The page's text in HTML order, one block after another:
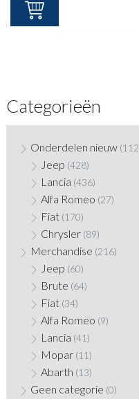
Categorieën
Onderdelen nieuw
Jeep (428)
Lancia (436)
Alfa Romeo (27)
Fiat (170)
Chrysler (89)
Merchandise (216)
Jeep (60)
Brute (64)
Fiat (34)
Alfa Romeo (9)
Lancia (41)
Mopar (11)
Abarth (13)
Geen categorie (0)